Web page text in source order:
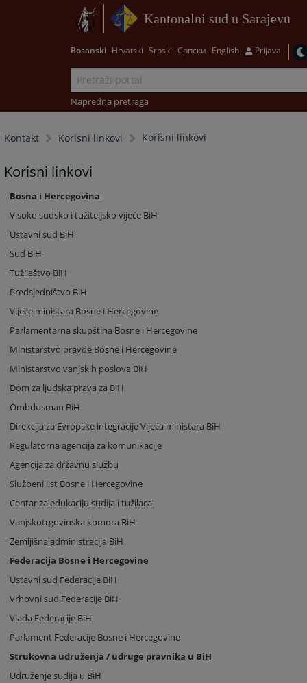
Kantonalni sud u Sarajevu
Bosanski Hrvatski Srpski Српски English Prijava
Napredna pretraga
Kontakt Korisni linkovi Korisni linkovi
Korisni linkovi
Bosna i Hercegovina
Visoko sudsko i tužiteljsko vijeće BiH
Ustavni sud BiH
Sud BiH
Tužilaštvo BiH
Predsjedništvo BiH
Vijeće ministara Bosne i Hercegovine
Parlamentarna skupština Bosne i Hercegovine
Ministarstvo pravde Bosne i Hercegovine
Ministarstvo vanjskih poslova BiH
Dom za ljudska prava za BiH
Ombdusman BiH
Direkcija za Evropske integracije Vijeća ministara BiH
Regulatorna agencija za komunikacije
Agencija za državnu službu
Službeni list Bosne i Hercegovine
Centar za edukaciju sudija i tužilaca
Vanjskotrgovinska komora BiH
Zemljišna administracija BiH
Federacija Bosne i Hercegovine
Ustavni sud Federacije BiH
Vrhovni sud Federacije BiH
Vlada Federacije BiH
Parlament Federacije Bosne i Hercegovine
Strukovna udruženja / udruge pravnika u BiH
Udruženje sudija u BiH